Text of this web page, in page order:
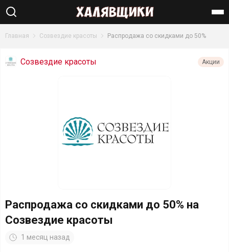
Найти
Главная Созвездие красоты Распродажа со скидками до 50%
Созвездие красоты Акции
Распродажа со скидками до 50% на
Созвездие красоты
1 месяц назад